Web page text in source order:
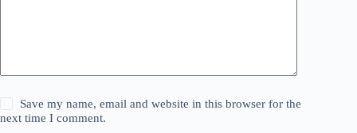
Save my name, email and website in this browser for the
next time I comment.